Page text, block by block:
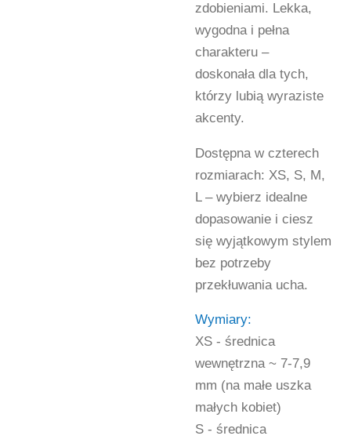
zdobieniami. Lekka,
wygodna i pełna
charakteru –
doskonała dla tych,
którzy lubią wyraziste
akcenty.
Dostępna w czterech
rozmiarach: XS, S, M,
L – wybierz idealne
dopasowanie i ciesz
się wyjątkowym stylem
bez potrzeby
przekłuwania ucha.
Wymiary:
XS - średnica
wewnętrzna ~ 7-7,9
mm (na małe uszka
małych kobiet)
S - średnica